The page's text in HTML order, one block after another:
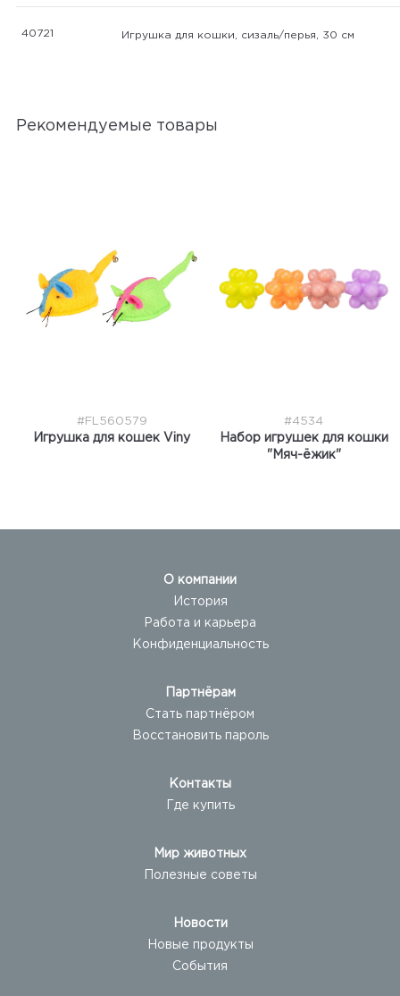
40721 Игрушка для кошки, сизаль/перья, 30 см
Рекомендуемые товары
#FL560579
Игрушка для кошек Viny
#4534
Набор игрушек для кошки
"Мяч-ёжик"
О компании
История
Работа и карьера
Конфиденциальность
Партнёрам
Стать партнёром
Восстановить пароль
Контакты
Где купить
Мир животных
Полезные советы
Новости
Новые продукты
События